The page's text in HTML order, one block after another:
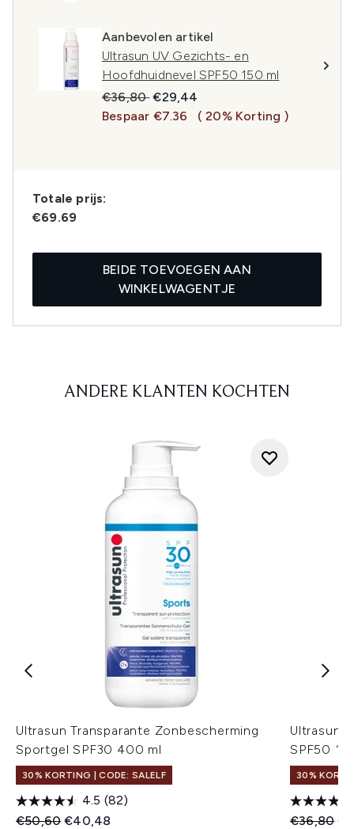
Aanbevolen artikel
Ultrasun UV Gezichts- en
Hoofdhuidnevel SPF50 150 ml
Recommended Retail Price:
€36,80Huidige prijs:
€29,44
Bespaar €7.36
( 20% Korting )
Totale prijs:
€69.69
BEIDE TOEVOEGEN AAN
WINKELWAGENTJE
ANDERE KLANTEN KOCHTEN
Ultrasun Transparante Zonbescherming
Sportgel SPF30 400 ml
30% KORTING | CODE: SALELF
4.5 (82)
Recommended Retail Price:
€50,60Huidige prijs:
€40,48
Ultrasun
SPF50
30%
€36,80